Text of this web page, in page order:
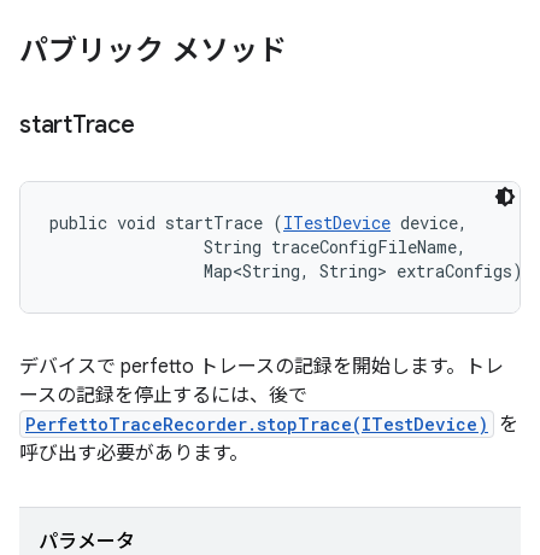
パブリック メソッド
startTrace
public void startTrace (ITestDevice device,
                String traceConfigFileName,
                Map<String, String> extraConfigs)
デバイスで perfetto トレースの記録を開始します。トレ
ースの記録を停止するには、後で
PerfettoTraceRecorder.stopTrace(ITestDevice)
を
呼び出す必要があります。
パラメータ